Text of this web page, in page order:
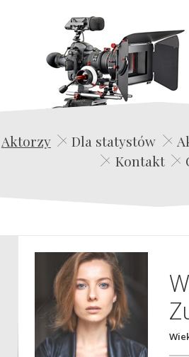
Aktorzy Dla statystów
Kontakt